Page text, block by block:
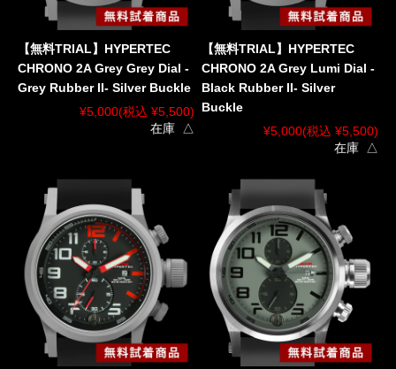
【無料TRIAL】HYPERTEC
CHRONO 2A Grey Grey Dial -
Grey Rubber II- Silver Buckle
¥5,000(税込 ¥5,500)
在庫 △
【無料TRIAL】HYPERTEC
CHRONO 2A Grey Lumi Dial -
Black Rubber II- Silver
Buckle
¥5,000(税込 ¥5,500)
在庫 △